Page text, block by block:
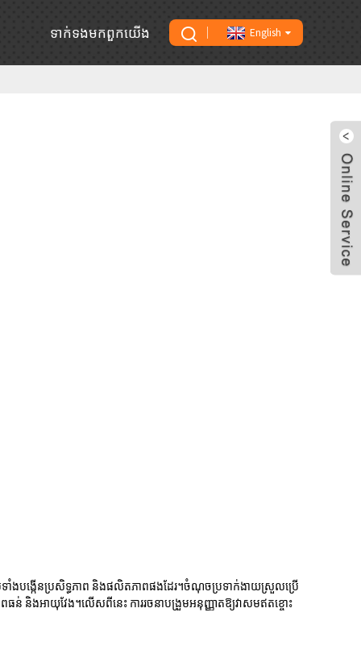
ទាក់ទង​មក​ពួក​យើង English
ទាំងបង្កើនប្រសិទ្ធភាព និងផលិតភាពផងដែរ។ចំណុចប្រទាក់ងាយស្រួលប្រើ
ន់ និងអាយុវែង។លើសពីនេះ ការរចនាបង្រួមអនុញ្ញាតឱ្យវាសមឥតខ្ចោះ